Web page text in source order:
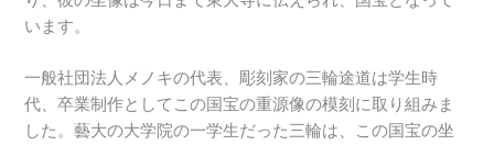
います。
一般社団法人メノキの代表、彫刻家の三輪途道は学生時
代、卒業制作としてこの国宝の重源像の模刻に取り組みま
した。藝大の大学院の一学生だった三輪は、この国宝の坐